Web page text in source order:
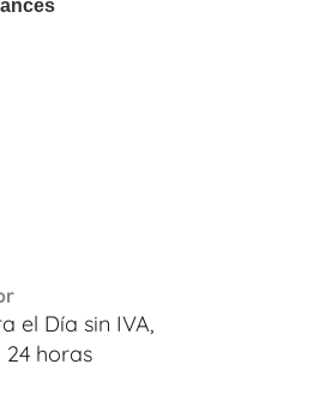
el Día sin IVA,
horas